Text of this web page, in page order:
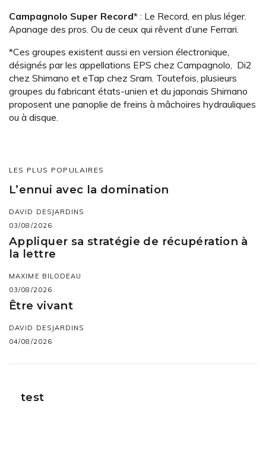
Campagnolo Super Record* : Le Record, en plus léger.
Apanage des pros. Ou de ceux qui rêvent d’une Ferrari.
*Ces groupes existent aussi en version électronique,
désignés par les appellations EPS chez Campagnolo, Di2
chez Shimano et eTap chez Sram. Toutefois, plusieurs
groupes du fabricant états-unien et du japonais Shimano
proposent une panoplie de freins à mâchoires hydrauliques
ou à disque.
LES PLUS POPULAIRES
L’ennui avec la domination
DAVID DESJARDINS
03/08/2026
Appliquer sa stratégie de récupération à
la lettre
MAXIME BILODEAU
03/08/2026
Être vivant
DAVID DESJARDINS
04/08/2026
test